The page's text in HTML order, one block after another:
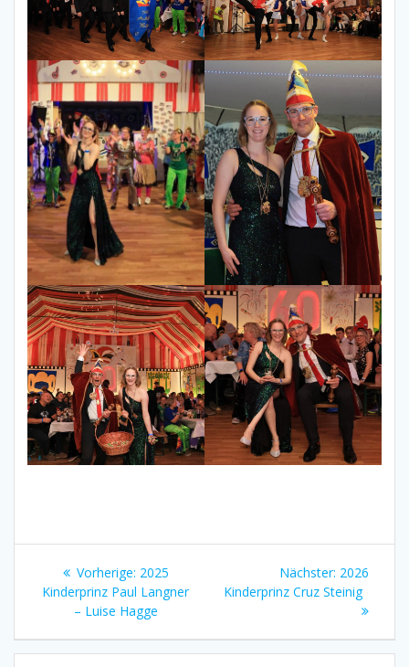
Beitragsnavigation
Vorherige: Vorheriger
Beitrag:
2025
Kinderprinz Paul Langner
– Luise Hagge
Nächster: Nächster
Beitrag:
2026
Kinderprinz Cruz Steinig